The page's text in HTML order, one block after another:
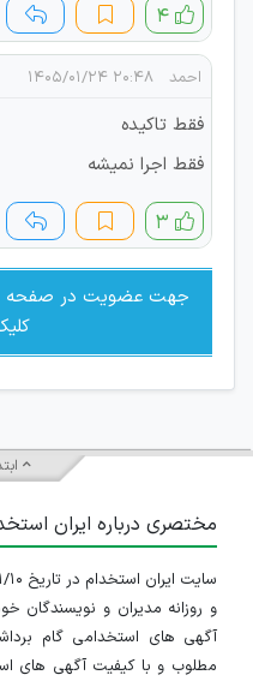
۴
احمد ۲۰:۴۸ ۱۴۰۵/۰۱/۲۴
فقط تاکیده
فقط اجرا نمیشه
۳
جهت عضویت در صفحه
مختصری درباره ایران
و روزانه مدیران و
آگهی های استخدامی گام
مطلوب و با کیفیت آگهی های